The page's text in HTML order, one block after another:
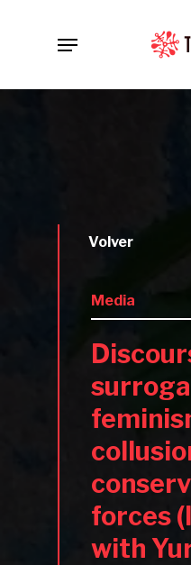
Menu
Volver
Media
forces
with